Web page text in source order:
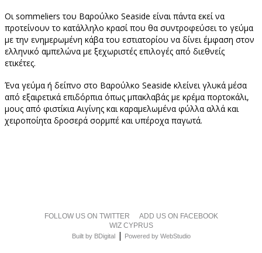
Οι sommeliers του Βαρούλκο Seaside είναι πάντα εκεί να
προτείνουν το κατάλληλο κρασί που θα συντροφεύσει το γεύμα
με την ενημερωμένη κάβα του εστιατορίου να δίνει έμφαση στον
ελληνικό αμπελώνα με ξεχωριστές επιλογές από διεθνείς
ετικέτες.
Ένα γεύμα ή δείπνο στο Βαρούλκο Seaside κλείνει γλυκά μέσα
από εξαιρετικά επιδόρπια όπως μπακλαβάς με κρέμα πορτοκάλι,
μους από φιστίκια Αιγίνης και καραμελωμένα φύλλα αλλά και
χειροποίητα δροσερά σορμπέ και υπέροχα παγωτά.
FOLLOW US ON TWITTER
ADD US ON FACEBOOK
WIZ CYPRUS
Built by BDigital| Powered by WebStudio